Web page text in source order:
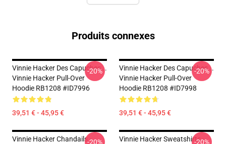
Produits connexes
Vinnie Hacker Des Capuches...
Vinnie Hacker Pull-Over
Hoodie RB1208 #ID7996
39,51 € - 45,95 €
-20%
Vinnie Hacker Des Capuches...
Vinnie Hacker Pull-Over
Hoodie RB1208 #ID7998
39,51 € - 45,95 €
-20%
Vinnie Hacker Chandails --20%
Vinnie Hacker Sweatshirts -
-20%